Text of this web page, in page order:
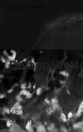
Delano
Beleef authentieke
authentieke Motown
brengt aan de tijd van
Lees meer